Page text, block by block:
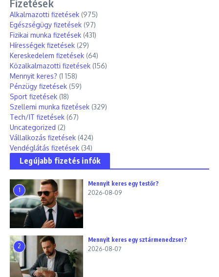
Fizetések
Alkalmazotti fizetések (975)
Egészségügy fizetések (97)
Fizikai munka fizetések (431)
Hírességek fizetések (29)
Kereskedelem fizetések (64)
Közalkalmazotti fizetések (156)
Mennyit keres? (1 158)
Pénzügy fizetések (59)
Sport fizetések (18)
Szellemi munka fizetések (329)
Tech/IT fizetések (67)
Uncategorized (2)
Vállalkozás fizetések (424)
Vendéglátás fizetések (34)
Legújabb fizetés infók
1
Mennyit keres egy testőr?
2026-08-09
2
Mennyit keres egy sztármenedzser?
2026-08-07